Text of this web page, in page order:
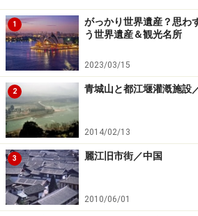
1
がっかり世界遺産？思わ
う世界遺産＆観光名所
2023/03/15
2 青城山と都江堰灌漑施設
2014/02/13
3 麗江旧市街／中国
2010/06/01